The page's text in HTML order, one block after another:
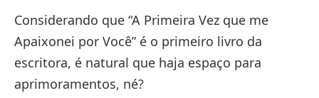
Considerando que “A Primeira Vez que me
Apaixonei por Você” é o primeiro livro da
escritora, é natural que haja espaço para
aprimoramentos, né?